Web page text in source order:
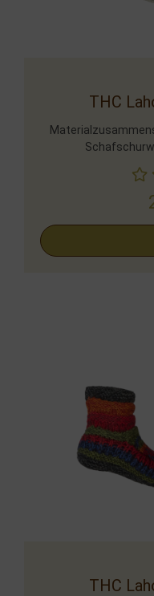
THC
THC